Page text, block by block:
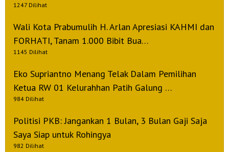
1247 Dilihat
Wali Kota Prabumulih H. Arlan Apresiasi KAHMI dan
FORHATI, Tanam 1.000 Bibit Bua…
1145 Dilihat
Eko Supriantno Menang Telak Dalam Pemilihan
Ketua RW 01 Kelurahhan Patih Galung …
984 Dilihat
Politisi PKB: Jangankan 1 Bulan, 3 Bulan Gaji Saja
Saya Siap untuk Rohingya
982 Dilihat